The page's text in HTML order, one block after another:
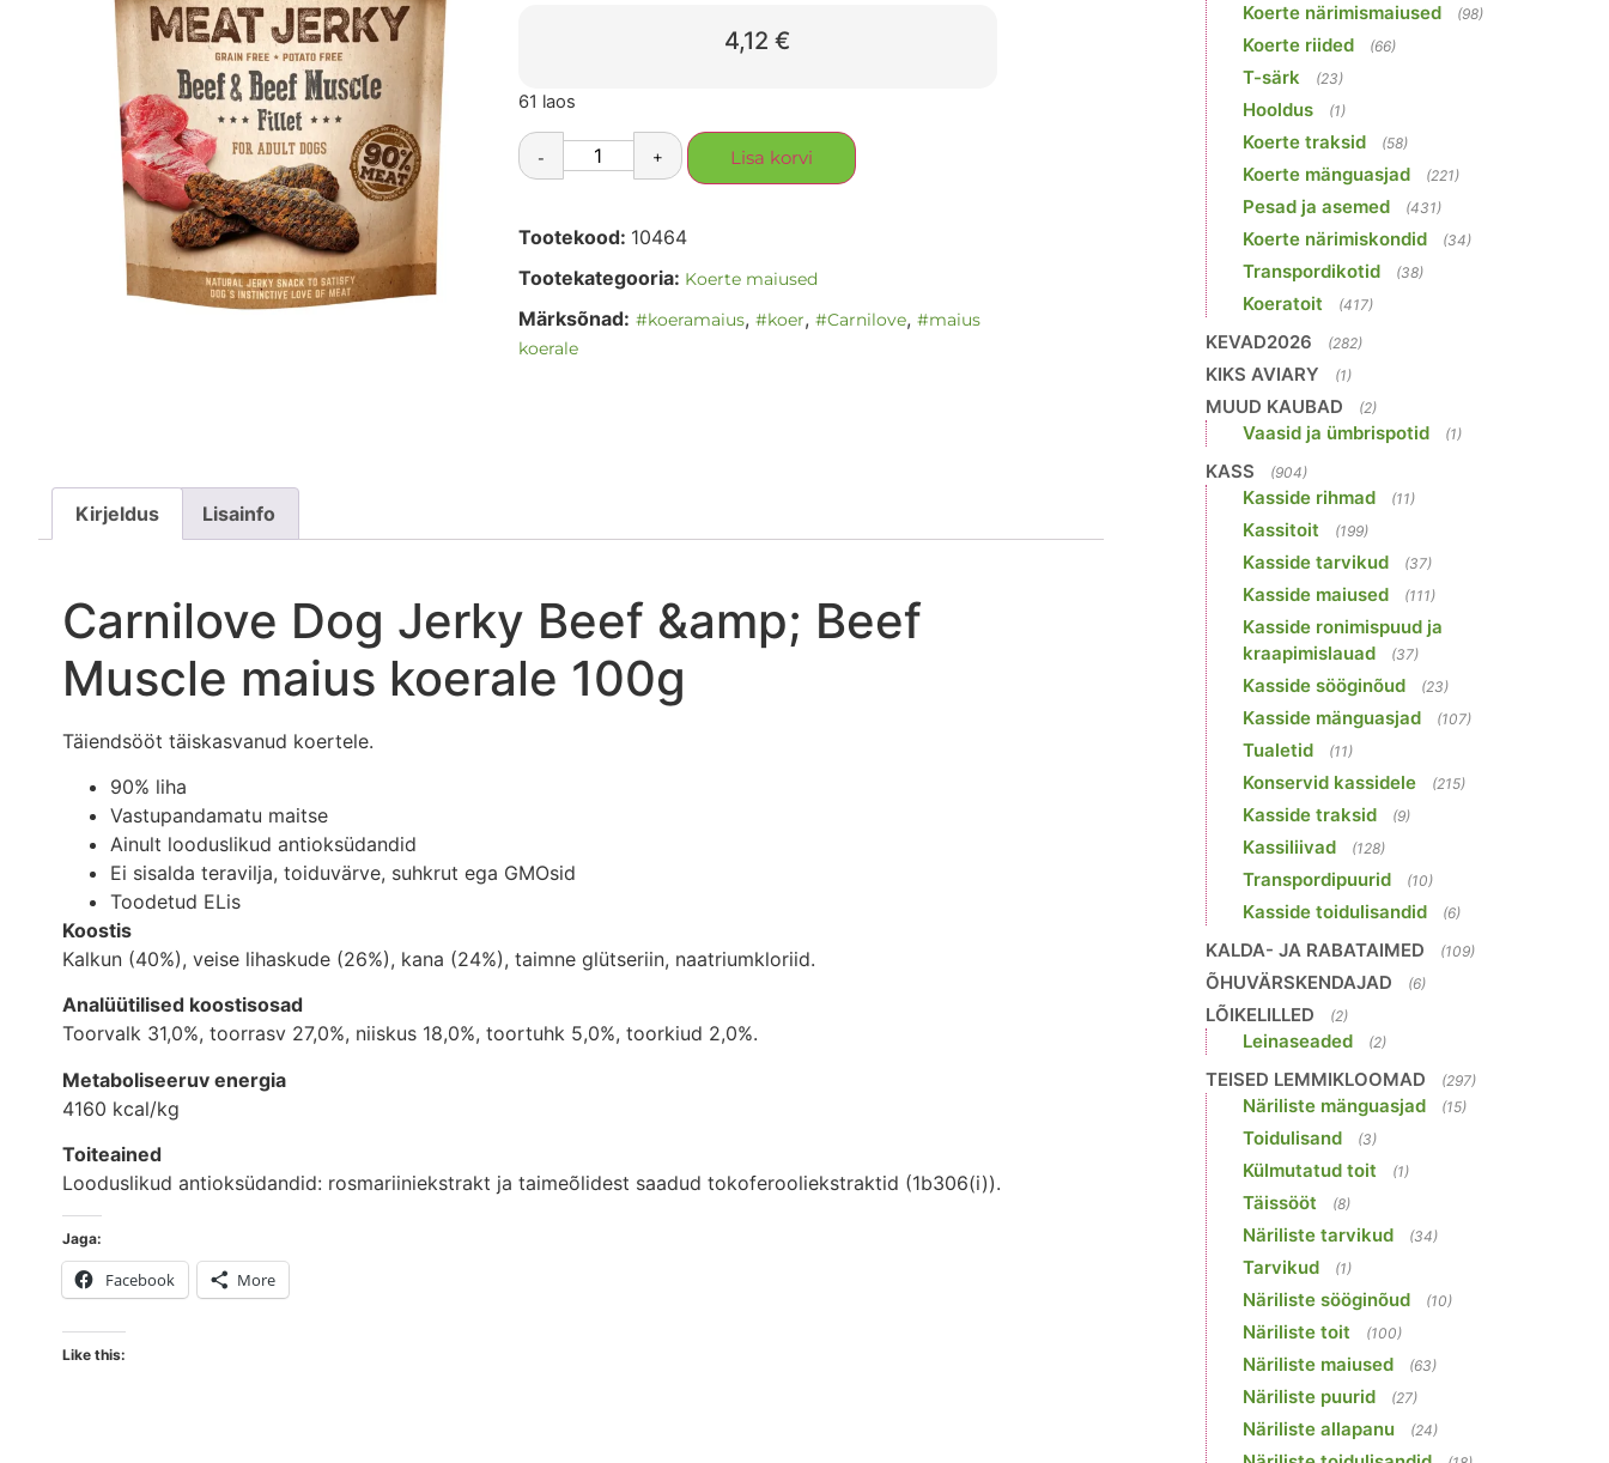
4,12€
61 laos
- + Lisa korvi
Tootekood: 10464
Tootekategooria: Koerte maiused
Märksõnad: #koeramaius, #koer, #Carnilove, #maius
koerale
Kirjeldus Lisainfo
Carnilove Dog Jerky Beef &amp; Beef
Muscle maius koerale 100g
Täiendsööt täiskasvanud koertele.
90% liha
Vastupandamatu maitse
Ainult looduslikud antioksüdandid
Ei sisalda teravilja, toiduvärve, suhkrut ega GMOsid
Toodetud ELis
Koostis
Kalkun (40%), veise lihaskude (26%), kana (24%), taimne glütseriin, naatriumkloriid.
Analüütilised koostisosad
Toorvalk 31,0%, toorrasv 27,0%, niiskus 18,0%, toortuhk 5,0%, toorkiud 2,0%.
Metaboliseeruv energia
4160 kcal/kg
Toiteained
Looduslikud antioksüdandid: rosmariiniekstrakt ja taimeõlidest saadud tokoferooliekstraktid (1b306(i)).
Jaga:
Facebook More
Like this:
Koerte närimismaiused (98)
Koerte riided (66)
T-särk (23)
Hooldus (1)
Koerte traksid (58)
Koerte mänguasjad (221)
Pesad ja asemed (431)
Koerte närimiskondid (34)
Transpordikotid (38)
Koeratoit (417)
KEVAD2026 (282)
KIKS AVIARY (1)
MUUD KAUBAD (2)
Vaasid ja ümbrispotid (1)
KASS (904)
Kasside rihmad (11)
Kassitoit (199)
Kasside tarvikud (37)
Kasside maiused (111)
Kasside ronimispuud ja
kraapimislauad
(37)
Kasside sööginõud (23)
Kasside mänguasjad (107)
Tualetid (11)
Konservid kassidele (215)
Kasside traksid (9)
Kassiliivad (128)
Transpordipuurid (10)
Kasside toidulisandid (6)
KALDA- JA RABATAIMED (109)
ÕHUVÄRSKENDAJAD (6)
LÕIKELILLED (2)
Leinaseaded (2)
TEISED LEMMIKLOOMAD (297)
Näriliste mänguasjad (15)
Toidulisand (3)
Külmutatud toit (1)
Täissööt (8)
Näriliste tarvikud (34)
Tarvikud (1)
Näriliste sööginõud (10)
Näriliste toit (100)
Näriliste maiused (63)
Näriliste puurid (27)
Näriliste allapanu (24)